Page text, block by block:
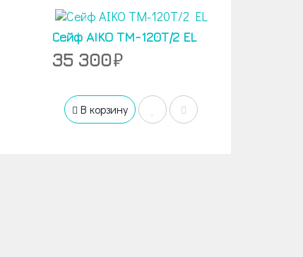
Сейф AIKO TM-120T/2 EL
35 300
В корзину